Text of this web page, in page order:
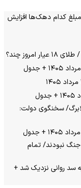
۱۴۰۵ اعلام شد | مبلغ کدام دهک‌ها افزایش
سخنگوی دولت:
نبودند/ تمام
۱۵ مردادماه ۱۴۰۵/ طلا به سد روانی نزدیک شد +